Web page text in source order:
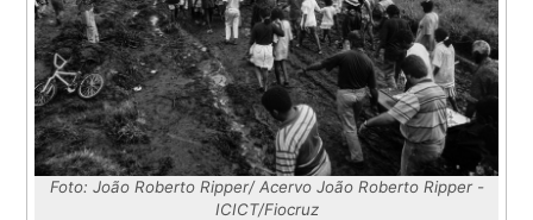
Foto: João Roberto Ripper/ Acervo João Roberto Ripper -
ICICT/Fiocruz